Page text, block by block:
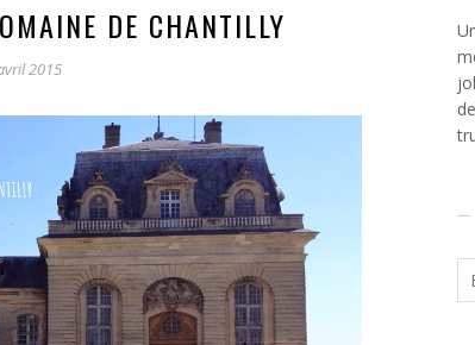
DE CHANTILLY
2015